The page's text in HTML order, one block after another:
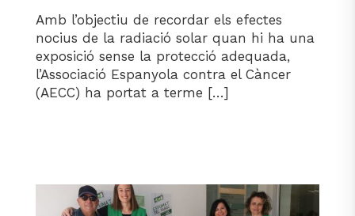
Amb l’objectiu de recordar els efectes
nocius de la radiació solar quan hi ha una
exposició sense la protecció adequada,
l’Associació Espanyola contra el Càncer
(AECC) ha portat a terme […]